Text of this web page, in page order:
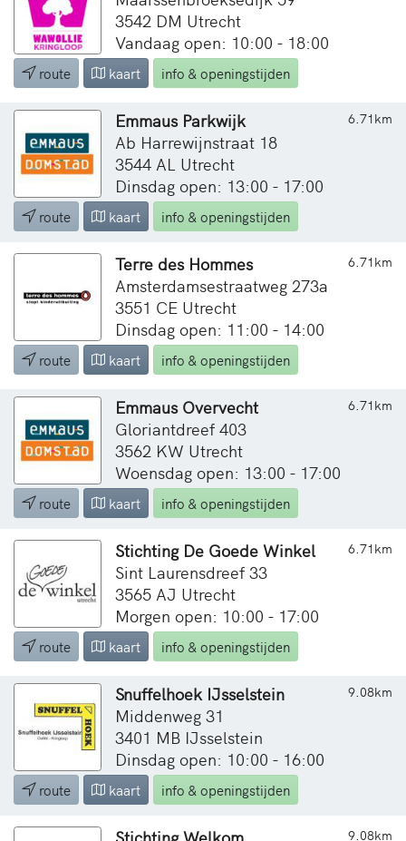
3542 DM Utrecht
Vandaag open: 10:00 - 18:00
route kaart info & openingstijden
6.71km
Emmaus Parkwijk
Ab Harrewijnstraat 18
3544 AL Utrecht
Dinsdag open: 13:00 - 17:00
route kaart info & openingstijden
6.71km
Terre des Hommes
Amsterdamsestraatweg 273a
3551 CE Utrecht
Dinsdag open: 11:00 - 14:00
route kaart info & openingstijden
6.71km
Emmaus Overvecht
Gloriantdreef 403
3562 KW Utrecht
Woensdag open: 13:00 - 17:00
route kaart info & openingstijden
6.71km
Stichting De Goede Winkel
Sint Laurensdreef 33
3565 AJ Utrecht
Morgen open: 10:00 - 17:00
route kaart info & openingstijden
9.08km
Snuffelhoek IJsselstein
Middenweg 31
3401 MB IJsselstein
Dinsdag open: 10:00 - 16:00
route kaart info & openingstijden
9.08km